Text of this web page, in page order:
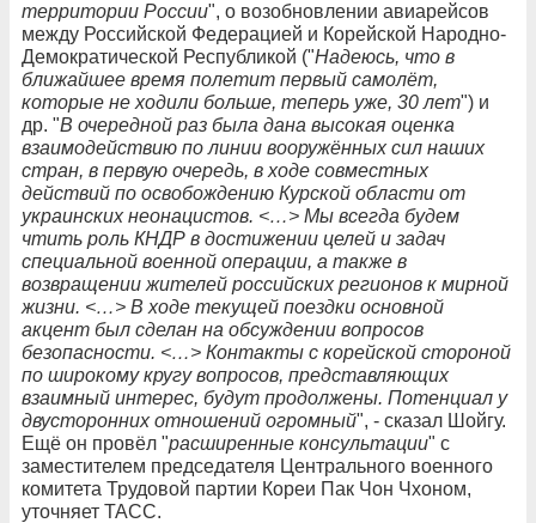
территории России", о возобновлении авиарейсов
между Российской Федерацией и Корейской Народно-
Демократической Республикой ("Надеюсь, что в
ближайшее время полетит первый самолёт,
которые не ходили больше, теперь уже, 30 лет") и
др. "В очередной раз была дана высокая оценка
взаимодействию по линии вооружённых сил наших
стран, в первую очередь, в ходе совместных
действий по освобождению Курской области от
украинских неонацистов. <…> Мы всегда будем
чтить роль КНДР в достижении целей и задач
специальной военной операции, а также в
возвращении жителей российских регионов к мирной
жизни. <…> В ходе текущей поездки основной
акцент был сделан на обсуждении вопросов
безопасности. <…> Контакты с корейской стороной
по широкому кругу вопросов, представляющих
взаимный интерес, будут продолжены. Потенциал у
двусторонних отношений огромный", - сказал Шойгу.
Ещё он провёл "расширенные консультации" с
заместителем председателя Центрального военного
комитета Трудовой партии Кореи Пак Чон Чхоном,
уточняет ТАСС.